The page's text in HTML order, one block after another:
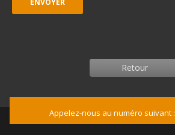
Retour
Appelez-nous au numéro suivant :